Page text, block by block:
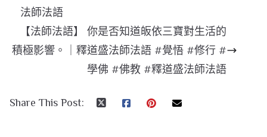
法師法語
【法師法語】 你是否知道皈依三寶對生活的
積極影響。｜釋道盛法師法語 #覺悟 #修行 #
學佛 #佛教 #釋道盛法師法語
Share This Post: